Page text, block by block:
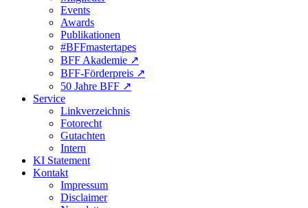
Events
Awards
Publikationen
#BFFmastertapes
BFF Akademie ↗︎
BFF-Förderpreis ↗︎
50 Jahre BFF ↗︎
Service
Linkverzeichnis
Fotorecht
Gutachten
Intern
KI Statement
Kontakt
Impressum
Disclaimer